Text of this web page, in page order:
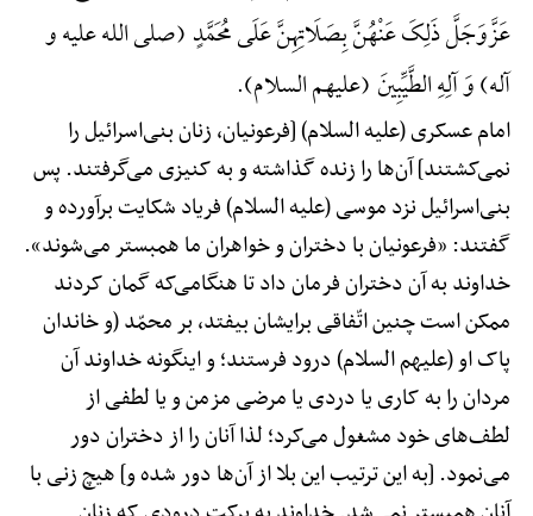
عَزَّوَجَلَّ ذَلِکَ عَنْهُنَّ بِصَلَاتِهِنَّ عَلَی مُحَمَّدٍ (صلی الله علیه و
آله) وَ آلِهِ الطَّیِّبِینَ (علیهم السلام).
امام عسکری (علیه السلام) [فرعونیان، زنان بنی‌اسرائیل را
نمی‌کشتند] آن‌ها را زنده گذاشته و به کنیزی می‌گرفتند. پس
بنی‌اسرائیل نزد موسی (علیه السلام) فریاد شکایت برآورده و
گفتند: «فرعونیان با دختران و خواهران ما همبستر می‌شوند».
خداوند به آن دختران فرمان داد تا هنگامی‌که گمان کردند
ممکن است چنین اتّفاقی برایشان بیفتد، بر محمّد (و خاندان
پاک او (علیهم السلام) درود فرستند؛ و اینگونه خداوند آن
مردان را به کاری یا دردی یا مرضی مزمن و یا لطفی از
لطف‌های خود مشغول می‌کرد؛ لذا آنان را از دختران دور
می‌نمود. [به این ترتیب این بلا از آن‌ها دور شده و] هیچ زنی با